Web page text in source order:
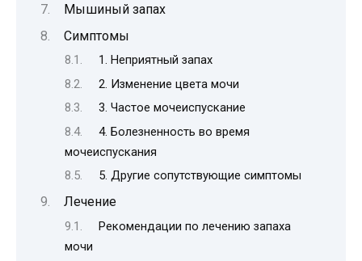
Мышиный запах
Симптомы
1. Неприятный запах
2. Изменение цвета мочи
3. Частое мочеиспускание
4. Болезненность во время
мочеиспускания
5. Другие сопутствующие симптомы
Лечение
Рекомендации по лечению запаха
мочи